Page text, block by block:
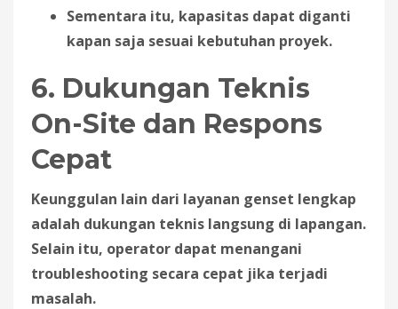
Sementara itu, kapasitas dapat diganti
kapan saja sesuai kebutuhan proyek.
6. Dukungan Teknis
On-Site dan Respons
Cepat
Keunggulan lain dari layanan genset lengkap
adalah dukungan teknis langsung di lapangan.
Selain itu, operator dapat menangani
troubleshooting secara cepat jika terjadi
masalah.